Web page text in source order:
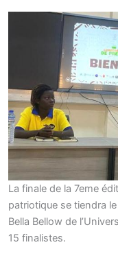
La finale de la 7eme
patriotique se tiendra
Bella Bellow de
15 finalistes.